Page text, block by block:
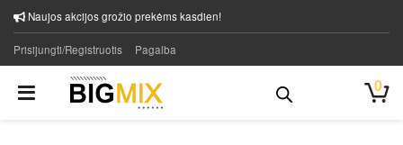
Naujos akcijos grožio prekėms kasdien!
Prisijungti/Registruotis Pagalba
0